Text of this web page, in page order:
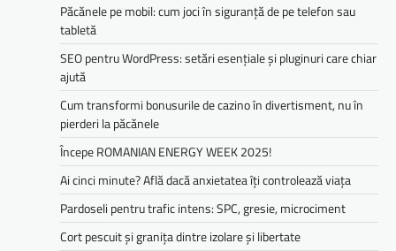
Păcănele pe mobil: cum joci în siguranță de pe telefon sau
tabletă
SEO pentru WordPress: setări esențiale și pluginuri care chiar
ajută
Cum transformi bonusurile de cazino în divertisment, nu în
pierderi la păcănele
Începe ROMANIAN ENERGY WEEK 2025!
Ai cinci minute? Află dacă anxietatea îți controlează viața
Pardoseli pentru trafic intens: SPC, gresie, microciment
Cort pescuit și granița dintre izolare și libertate